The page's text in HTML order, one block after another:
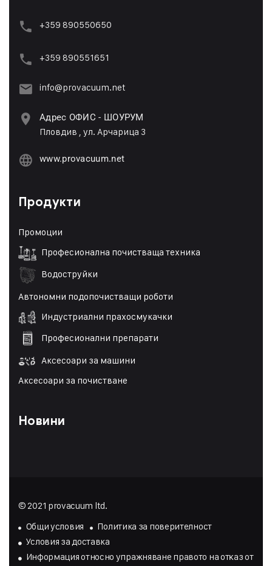
+359 890550650
+359 890551651
info@provacuum.net
Адрес ОФИС - ШОУРУМ
Пловдив , ул. Арчарица 3
www.provacuum.net
Продукти
Промоции
Професионална почистваща техника
Водоструйки
Автономни подопочистващи роботи
Индустриални прахосмукачки
Професионални препарати
Аксесоари за машини
Аксесоари за почистване
Новини
© 2021 provacuum ltd.
Общи условия
Политика за поверителност
Условия за доставка
Инфopмaция oтнocнo yпpaжнявaнe пpaвoтo нa oтĸaз oт